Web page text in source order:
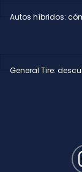
Autos híbridos:
General Tire: